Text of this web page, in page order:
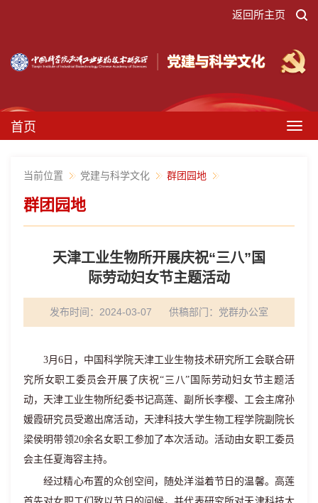
返回所主页
首页
当前位置 党建与科学文化 群团园地
群团园地
天津工业生物所开展庆祝“三八”国
际劳动妇女节主题活动
发布时间：2024-03-07 供稿部门： 党群办公室
3月6 日，中国科学院天津工业生物技术研究所工会联合研
究所女职工委员会开展了庆祝“三八”国际劳动妇女节主题活
动，天津工业生物所纪委书记高莲、副所长李樱、工会主席孙
媛霞研究员受邀出席活动，天津科技大学生物工程学院副院长
梁侯明带领20余名女职工参加了本次活动。活动由女职工委员
会主任夏海容主持。
经过精心布置的众创空间，随处洋溢着节日的温馨。高莲